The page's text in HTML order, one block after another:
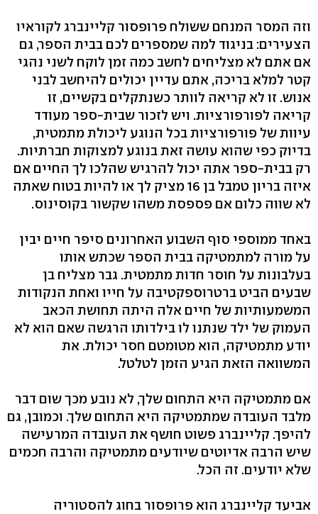
וזה המסר המנחם ששולח פרופסור קליינברג לקוראיו
הצעירים: בניגוד למה שמספרים לכם בבית הספר, גם
אם אתם לא מצליחים לחשב כמה זמן לוקח לשני נהגי
קטר למלא בריכה, אתם עדיין יכולים להיחשב לבני
אנוש. זו לא קריאה לוותר כשנתקלים בקשיים, זו
קריאה לפורפורציות. ויש לזכור שבית-ספר מעודד
עיוות של פורפורציות בכל הנוגע ליכולת מתמטית,
בדיוק כפי שהוא עושה זאת בנוגע למצוקות חברתיות.
רק בבית-ספר אתה יכול להרגיש שהלכו לך החיים אם
איזה בריון טמבל בן 16 מציק לך או להיות בטוח שאתה
לא שווה כלום אם פספסת משהו שקשור בקוסינוס.
באחד ממוספי סוף השבוע האחרונים סיפר חיים יבין
על מורה למתמטיקה בבית הספר שכתש אותו
בעלבונות על חוסר חדות מתמטית. גבר מצליח בן
שבעים הביט ברטרוספקטיבה על חייו ואחת הנקודות
המשמעותיות של חיים אלה היתה תחושת הכאב
העמוק של ילד שנתנו לו בילדותו הרגשה שאם הוא לא
יודע מתמטיקה, הוא מטומטם חסר יכולת. את
המשוואה הזאת הגיע הזמן לטלטל.
אם מתמטיקה היא התחום שלך, לא נובע מכך שום דבר
מלבד העובדה שמתמטיקה היא התחום שלך. וכמובן, גם
להיפך. קליינברג פשוט חושף את העובדה המרעישה
שיש הרבה אדיוטים שיודעים מתמטיקה והרבה חכמים
שלא יודעים. זה הכל.
אביעד קליינברג הוא פרופסור בחוג להסטוריה